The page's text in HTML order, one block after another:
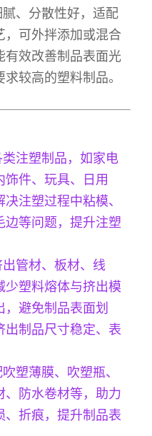
、分散性好，适配
，可外拌添加或混合
有效改善制品表面光
较高的塑料制品。
类注塑制品，如家电
饰件、玩具、日用
注塑过程中粘模、
边等问题，提升注塑
出管材、板材、线
少塑料熔体与挤出模
避免制品表面划
出制品尺寸稳定、表
塑薄膜、吹塑瓶、
、防水卷材等，助力
、折痕，提升制品表